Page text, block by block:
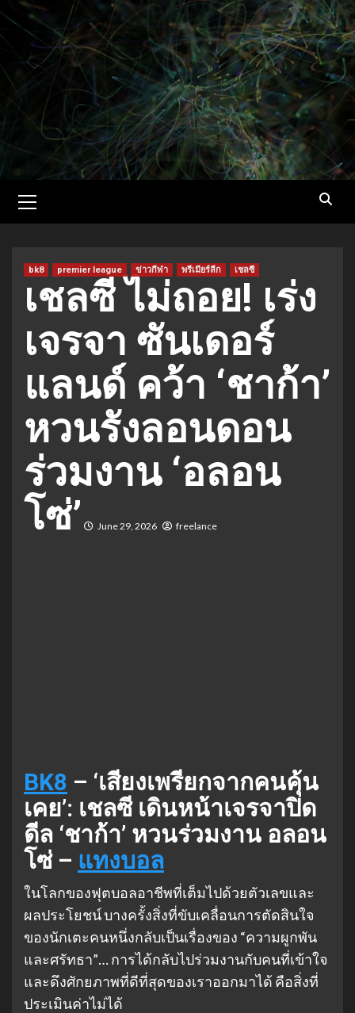
Skip
content
Menu
bk8 premier league ข่าวกีฬา พรีเมียร์ลีก เชลซี
เชลซี ไม่ถอย! เร่ง
เจรจา ซันเดอร์
แลนด์ คว้า ‘ชาก้า’
หวนรังลอนดอน
ร่วมงาน ‘อลอน
โซ่’
June 29, 2026 freelance
BK8 – ‘เสียงเพรียกจากคนคุ้น
เคย’: เชลซี เดินหน้าเจรจาปิด
ดีล ‘ชาก้า’ หวนร่วมงาน อลอน
โซ่ – แทงบอล
ในโลกของฟุตบอลอาชีพที่เต็มไปด้วยตัวเลขและ
ผลประโยชน์ บางครั้งสิ่งที่ขับเคลื่อนการตัดสินใจ
ของนักเตะคนหนึ่งกลับเป็นเรื่องของ “ความผูกพัน
และศรัทธา”… การได้กลับไปร่วมงานกับคนที่เข้าใจ
และดึงศักยภาพที่ดีที่สุดของเราออกมาได้ คือสิ่งที่
ประเมินค่าไม่ได้